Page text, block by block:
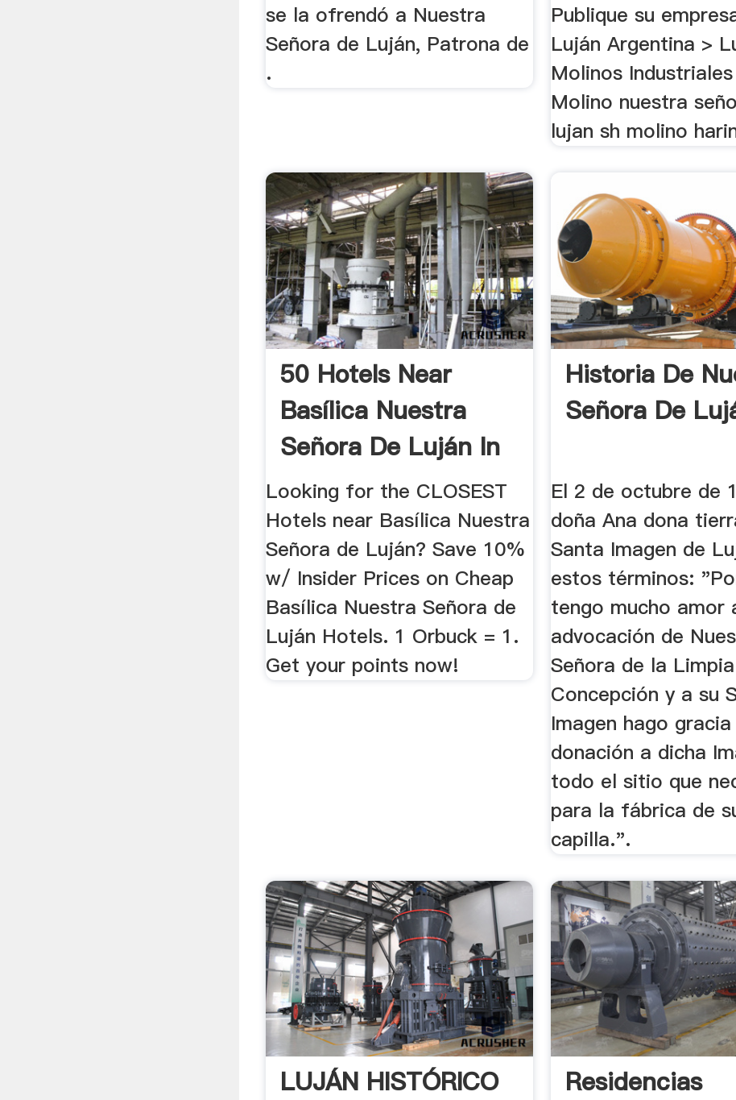
se la ofrendó a Nuestra
Señora de Luján, Patrona de
.
Publique su
Luján Argentina >
Molinos
Molino nuestra
lujan sh molino
50 Hotels Near
Basílica Nuestra
Señora De Luján In
Luján ...
Looking for the CLOSEST
Hotels near Basílica Nuestra
Señora de Luján? Save 10%
w/ Insider Prices on Cheap
Basílica Nuestra Señora de
Luján Hotels. 1 Orbuck = 1.
Get your points now!
Historia De
Señora De
El 2 de octubre de
doña Ana dona
Santa Imagen de
estos términos:
tengo mucho amor
advocación de
Señora de la Limpia
Concepción y a su
Imagen hago
donación a dicha
todo el sitio que
para la fábrica de
capilla.".
LUJÁN HISTÓRICO
Residencias